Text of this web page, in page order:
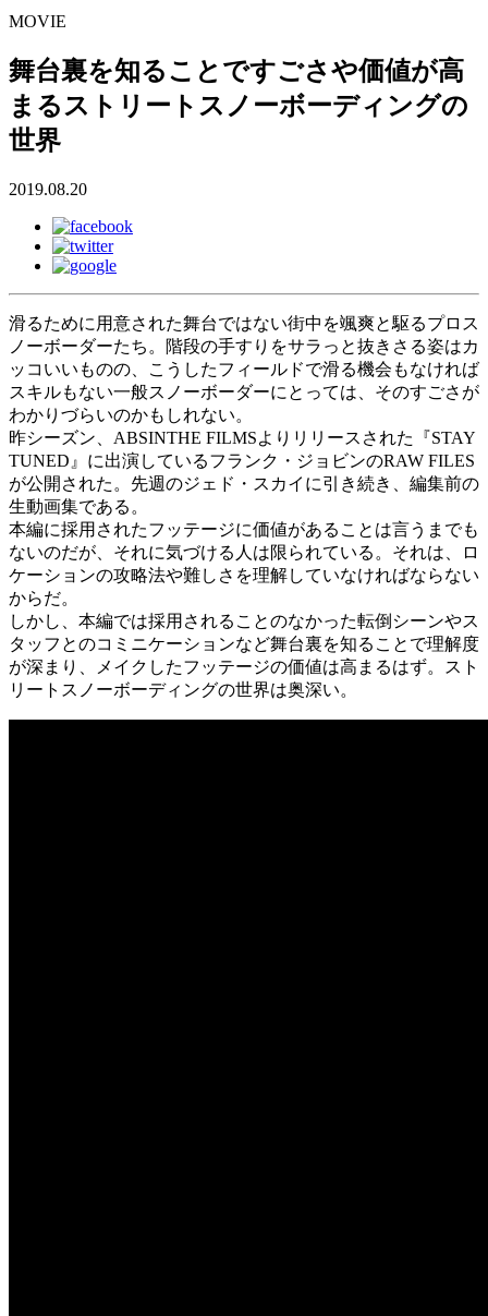
MOVIE
舞台裏を知ることですごさや価値が高
まるストリートスノーボーディングの
世界
2019.08.20
滑るために用意された舞台ではない街中を颯爽と駆るプロス
ノーボーダーたち。階段の手すりをサラっと抜きさる姿はカ
ッコいいものの、こうしたフィールドで滑る機会もなければ
スキルもない一般スノーボーダーにとっては、そのすごさが
わかりづらいのかもしれない。
昨シーズン、ABSINTHE FILMSよりリリースされた『STAY
TUNED』に出演しているフランク・ジョビンのRAW FILES
が公開された。先週のジェド・スカイに引き続き、編集前の
生動画集である。
本編に採用されたフッテージに価値があることは言うまでも
ないのだが、それに気づける人は限られている。それは、ロ
ケーションの攻略法や難しさを理解していなければならない
からだ。
しかし、本編では採用されることのなかった転倒シーンやス
タッフとのコミニケーションなど舞台裏を知ることで理解度
が深まり、メイクしたフッテージの価値は高まるはず。スト
リートスノーボーディングの世界は奥深い。